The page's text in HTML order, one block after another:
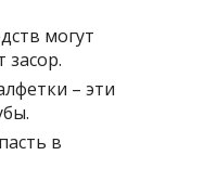
могут
засор.
– эти
в